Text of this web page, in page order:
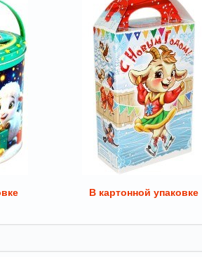
В картонной упаковке